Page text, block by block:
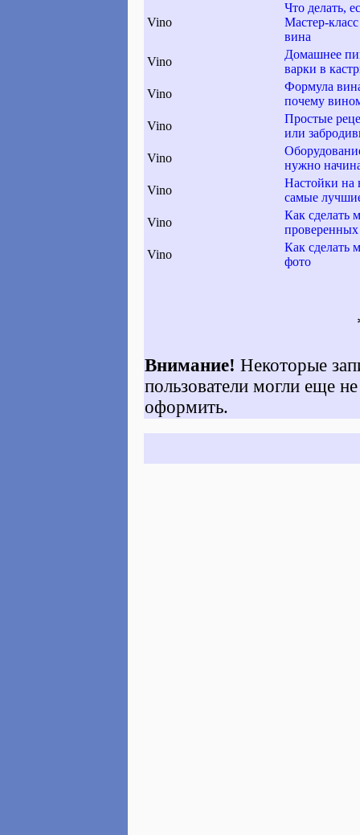
Vino
Что делать,
Мастер-
вина
Vino
Домашнее
варки в
Vino
Формула
почему
Vino
Простые
или
Vino
нужно
Vino
Настойки на
самые
Vino
Как сделать
проверенных
Vino
Как сделать
фото
Внимание! Некоторые
пользователи могли еще
оформить.